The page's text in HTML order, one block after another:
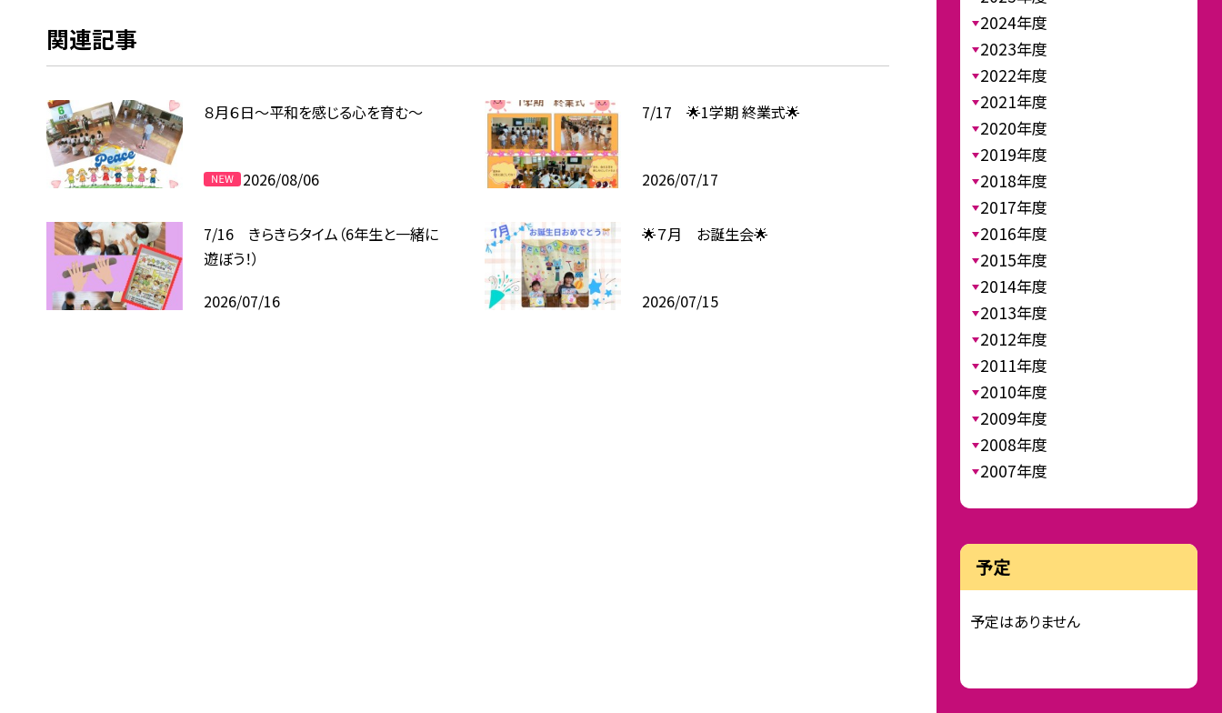
関連記事
８月６日～平和を感じる心を育む～
2026/08/06
7/17 🌟1学期 終業式🌟
2026/07/17
7/16 きらきらタイム（6年生と一緒に
遊ぼう！）
2026/07/16
🌟７月 お誕生会🌟
2026/07/15
2024年度
2023年度
2022年度
2021年度
2020年度
2019年度
2018年度
2017年度
2016年度
2015年度
2014年度
2013年度
2012年度
2011年度
2010年度
2009年度
2008年度
2007年度
予定
予定はありません